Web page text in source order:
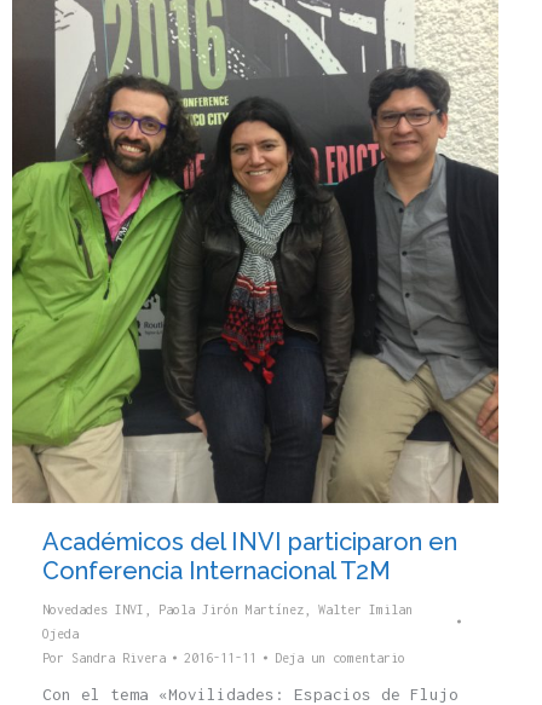
Académicos del INVI participaron en
Conferencia Internacional T2M
Novedades INVI Paola Jirón Martínez
Walter Imilan
Ojeda
Por Sandra Rivera 2016-11-11 Deja un comentario
Con el tema «Movilidades: Espacios de Flujo